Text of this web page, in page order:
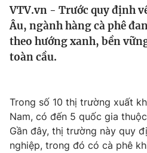
Thế giới
Tin tức
Câu chuyện quốc tế
Tài chính
Thị trường
Góc doanh nghiệp
Dữ liệu và đời sống
Truyền hình
VTV.vn - Trước quy định
Âu, ngành hàng cà phê
theo hướng xanh, bền
toàn cầu.
Trong số 10 thị trường xuất
Nam, có đến 5 quốc gia
Gần đây, thị trường này quy
nghiệp, trong đó có cà phê